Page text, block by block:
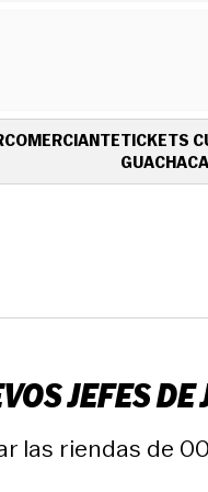
COMERCIANTETICKETS
GUACHACA
JEFES
las riendas de